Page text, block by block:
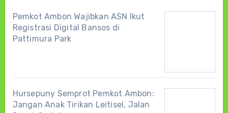
Pemkot Ambon Wajibkan ASN Ikut
Registrasi Digital Bansos di
Pattimura Park
Hursepuny Semprot Pemkot Ambon:
Jangan Anak Tirikan Leitisel, Jalan